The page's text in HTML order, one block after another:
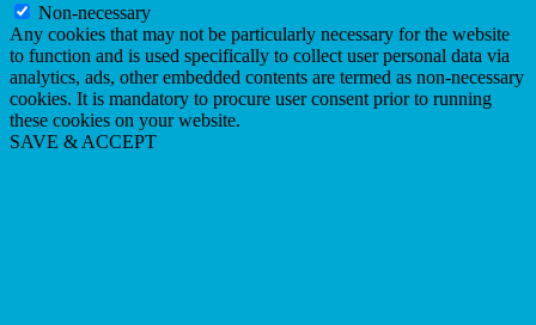
Non-necessary
Any cookies that may not be particularly necessary for the website
to function and is used specifically to collect user personal data via
analytics, ads, other embedded contents are termed as non-necessary
cookies. It is mandatory to procure user consent prior to running
these cookies on your website.
SAVE & ACCEPT